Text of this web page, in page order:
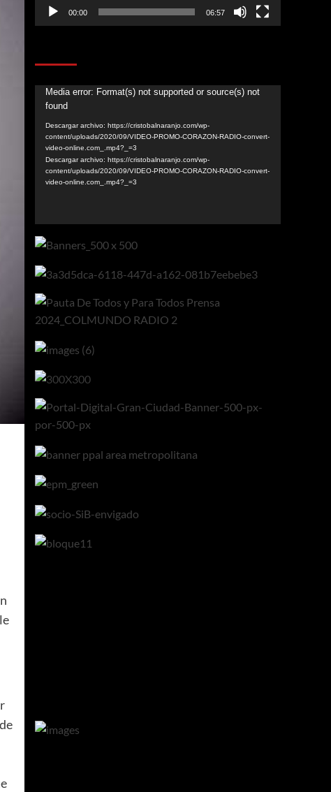
00:00 06:57
Reproductor
vídeo
Media error: Format(s) not supported or source(s) not
found
Descargar archivo: https://cristobalnaranjo.com/wp-
content/uploads/2020/09/VIDEO-PROMO-CORAZON-RADIO-convert-
video-online.com_.mp4?_=3
Descargar archivo: https://cristobalnaranjo.com/wp-
content/uploads/2020/09/VIDEO-PROMO-CORAZON-RADIO-convert-
video-online.com_.mp4?_=3